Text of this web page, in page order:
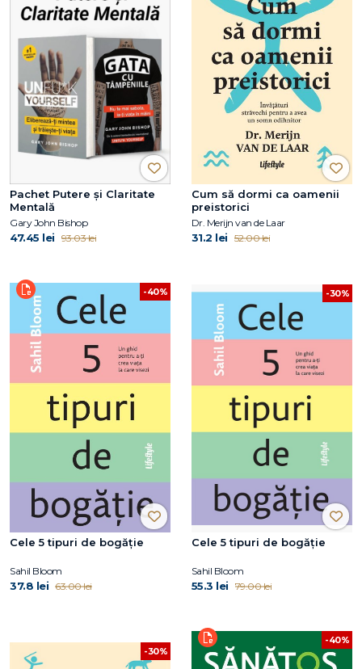
Pachet Putere și Claritate
Mentală
Gary John Bishop
47.45 lei 93.03 lei
Cum să dormi ca oamenii
preistorici
Dr. Merijn van de Laar
31.2 lei 52.00 lei
-40%
Cele 5 tipuri de bogăție
Sahil Bloom
37.8 lei 63.00 lei
-30%
Cele 5 tipuri de bogăție
Sahil Bloom
55.3 lei 79.00 lei
-30%
-40%